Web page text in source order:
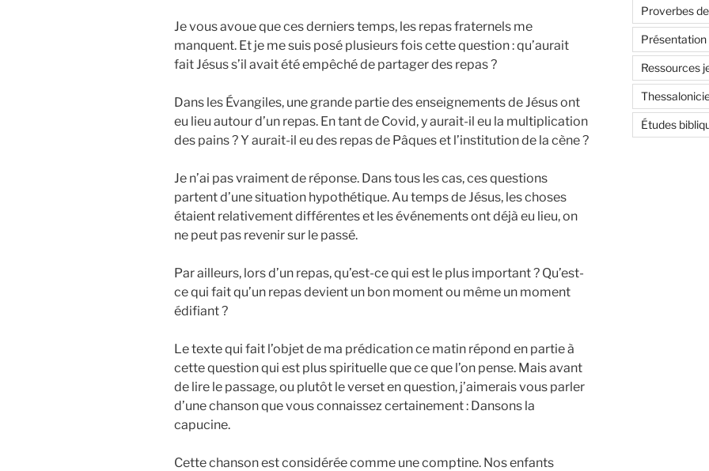
Je vous avoue que ces derniers temps, les repas fraternels me
manquent. Et je me suis posé plusieurs fois cette question : qu’aurait
fait Jésus s’il avait été empêché de partager des repas ?
Dans les Évangiles, une grande partie des enseignements de Jésus ont
eu lieu autour d’un repas. En tant de Covid, y aurait-il eu la multiplication
des pains ? Y aurait-il eu des repas de Pâques et l’institution de la cène ?
Je n’ai pas vraiment de réponse. Dans tous les cas, ces questions
partent d’une situation hypothétique. Au temps de Jésus, les choses
étaient relativement différentes et les événements ont déjà eu lieu, on
ne peut pas revenir sur le passé.
Par ailleurs, lors d’un repas, qu’est-ce qui est le plus important ? Qu’est-
ce qui fait qu’un repas devient un bon moment ou même un moment
édifiant ?
Le texte qui fait l’objet de ma prédication ce matin répond en partie à
cette question qui est plus spirituelle que ce que l’on pense. Mais avant
de lire le passage, ou plutôt le verset en question, j’aimerais vous parler
d’une chanson que vous connaissez certainement : Dansons la
capucine.
Cette chanson est considérée comme une comptine. Nos enfants
Proverbes
Présentation
Ressources
Études